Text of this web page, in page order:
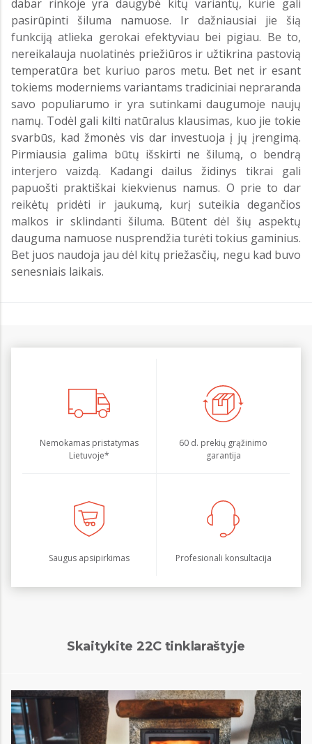
dabar rinkoje yra daugybė kitų variantų, kurie gali
pasirūpinti šiluma namuose. Ir dažniausiai jie šią
funkciją atlieka gerokai efektyviau bei pigiau. Be to,
nereikalauja nuolatinės priežiūros ir užtikrina pastovią
temperatūra bet kuriuo paros metu. Bet net ir esant
tokiems moderniems variantams tradiciniai nepraranda
savo populiarumo ir yra sutinkami daugumoje naujų
namų. Todėl gali kilti natūralus klausimas, kuo jie tokie
svarbūs, kad žmonės vis dar investuoja į jų įrengimą.
Pirmiausia galima būtų išskirti ne šilumą, o bendrą
interjero vaizdą. Kadangi dailus židinys tikrai gali
papuošti praktiškai kiekvienus namus. O prie to dar
reikėtų pridėti ir jaukumą, kurį suteikia degančios
malkos ir sklindanti šiluma. Būtent dėl šių aspektų
dauguma namuose nusprendžia turėti tokius gaminius.
Bet juos naudoja jau dėl kitų priežasčių, negu kad buvo
senesniais laikais.
Nemokamas pristatymas
Lietuvoje*
60 d. prekių grąžinimo
garantija
Saugus apsipirkimas Profesionali konsultacija
Skaitykite 22C tinklaraštyje